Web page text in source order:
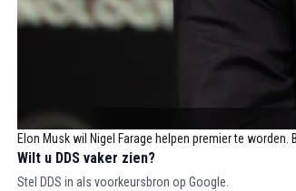
Elon Musk wil Nigel Farage helpen premier te worden.
Wilt u DDS vaker zien?
Stel DDS in als voorkeursbron op Google.